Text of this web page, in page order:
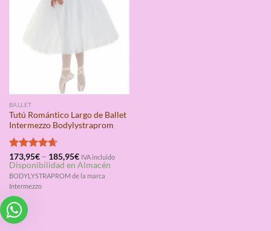
BALLET
Tutú Romántico Largo de Ballet
Intermezzo Bodylystraprom
Valorado
con4.67
de 5
173,95€– 185,95€ IVA incluido
Disponibilidad en Almacén
BODYLYSTRAPROM de la marca
Intermezzo